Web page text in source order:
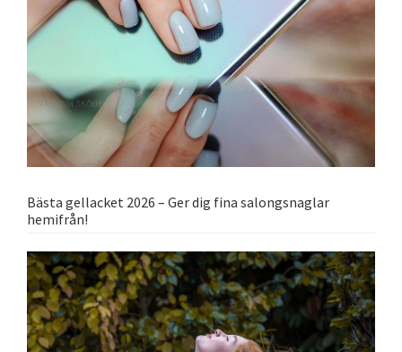
Bästa gellacket 2026 – Ger dig fina salongsnaglar
hemifrån!